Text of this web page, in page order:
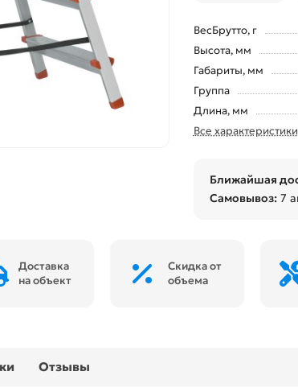
ВесБрутто, г
Высота, мм
Габариты, мм
Группа
Длина, мм
Все характеристики
Ближайшая
Самовывоз: 7
Доставка
на объект
Скидка от
объема
Отзывы